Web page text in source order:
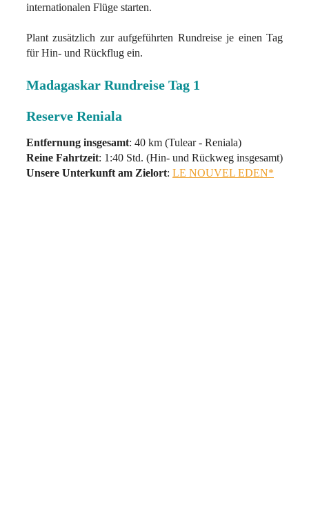
internationalen Flüge starten.
Plant zusätzlich zur aufgeführten Rundreise je einen Tag
für Hin- und Rückflug ein.
Madagaskar Rundreise Tag 1
Reserve Reniala
Entfernung insgesamt: 40 km (Tulear - Reniala)
Reine Fahrtzeit: 1:40 Std. (Hin- und Rückweg insgesamt)
Unsere Unterkunft am Zielort: LE NOUVEL EDEN*